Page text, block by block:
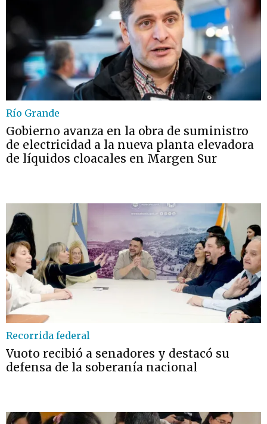
Río Grande
Gobierno avanza en la obra de suministro
de electricidad a la nueva planta elevadora
de líquidos cloacales en Margen Sur
Recorrida federal
Vuoto recibió a senadores y destacó su
defensa de la soberanía nacional